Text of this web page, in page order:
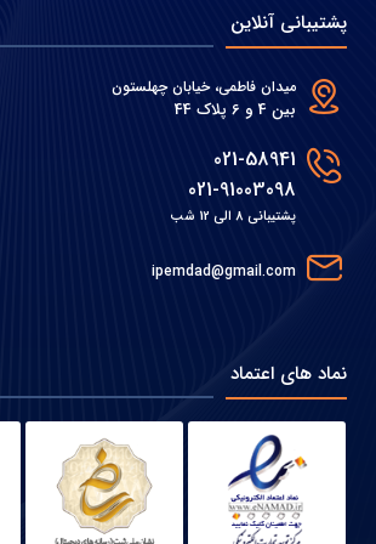
پشتیبانی آنلاین
میدان فاطمی، خیابان چهلستون
بین 4 و 6 پلاک 44
021-58941
021-91003098
پشتیبانی 8 الی 12 شب
ipemdad@gmail.com
نماد های اعتماد